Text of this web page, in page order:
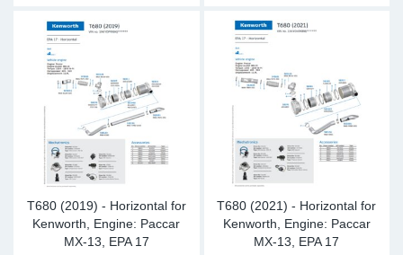
T680 (2019) - Horizontal for
Kenworth, Engine: Paccar
MX-13, EPA 17
T680 (2021) - Horizontal for
Kenworth, Engine: Paccar
MX-13, EPA 17